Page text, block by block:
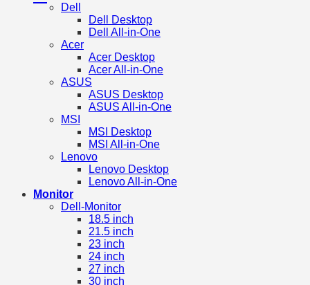
Dell
Dell Desktop
Dell All-in-One
Acer
Acer Desktop
Acer All-in-One
ASUS
ASUS Desktop
ASUS All-in-One
MSI
MSI Desktop
MSI All-in-One
Lenovo
Lenovo Desktop
Lenovo All-in-One
Monitor
Dell-Monitor
18.5 inch
21.5 inch
23 inch
24 inch
27 inch
30 inch